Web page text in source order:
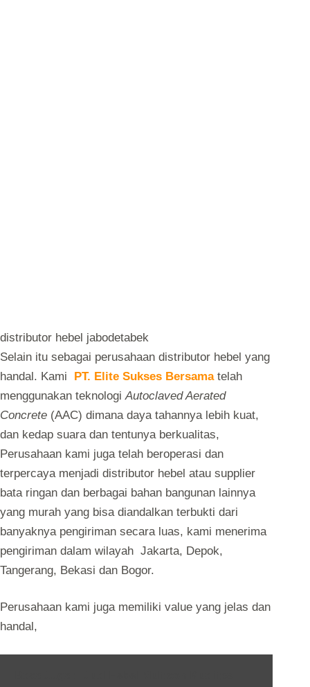
distributor hebel jabodetabek
Selain itu sebagai perusahaan distributor hebel yang
handal. Kami PT. Elite Sukses Bersama telah
menggunakan teknologi Autoclaved Aerated
Concrete (AAC) dimana daya tahannya lebih kuat,
dan kedap suara dan tentunya berkualitas,
Perusahaan kami juga telah beroperasi dan
terpercaya menjadi distributor hebel atau supplier
bata ringan dan berbagai bahan bangunan lainnya
yang murah yang bisa diandalkan terbukti dari
banyaknya pengiriman secara luas, kami menerima
pengiriman dalam wilayah Jakarta, Depok,
Tangerang, Bekasi dan Bogor.
Perusahaan kami juga memiliki value yang jelas dan
handal,